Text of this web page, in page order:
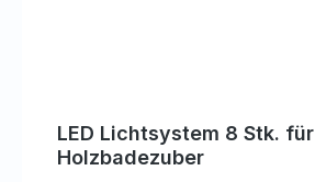
LED Lichtsystem 8 Stk. für
Holzbadezuber